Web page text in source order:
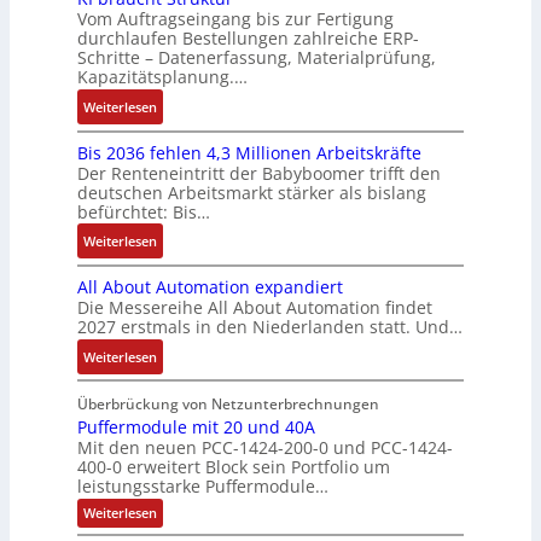
n
t
w
i
c
k
l
u
n
g
o
s
i
t
i
v
e
M
o
m
e
n
t
a
u
f
n
a
h
m
e
,
g
b
o
t
i
k
n
i
n
F
a
n
u
c
C
N
C
-
S
y
s
t
e
m
e
-
G
e
s
c
h
ä
f
t
s
f
h
r
e
r
u
m
V
o
r
s
s
t
è
m
e
s
:
Q
2
-
E
r
g
e
b
n
i
s
s
e
b
e
s
r
V
e
r
t
r
i
e
b
s
-
u
n
d
M
a
r
k
e
t
i
n
g
Vom Auftragseingang bis zur Fertigung
durchlaufen Bestellungen zahlreiche ERP-
Schritte – Datenerfassung, Materialprüfung,
Kapazitätsplanung.…
Weiterlesen:
K
I
b
r
a
u
c
h
t
S
t
r
u
k
t
u
r
Bis 2036 fehlen 4,3 Millionen Arbeitskräfte
Der Renteneintritt der Babyboomer trifft den
deutschen Arbeitsmarkt stärker als bislang
befürchtet: Bis…
Weiterlesen:
B
i
s
2
0
3
6
f
e
h
l
e
All About Automation expandiert
Die Messereihe All About Automation findet
2027 erstmals in den Niederlanden statt. Und…
Weiterlesen:
A
l
l
A
b
o
u
Überbrückung von Netzunterbrechnungen
Puffermodule mit 20 und 40A
Mit den neuen PCC-1424-200-0 und PCC-1424-
400-0 erweitert Block sein Portfolio um
leistungsstarke Puffermodule…
Weiterlesen:
P